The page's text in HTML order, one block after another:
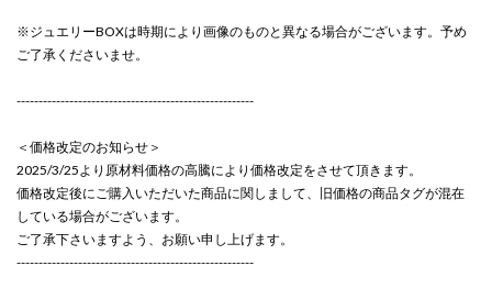
※ジュエリーBOXは時期により画像のものと異なる場合がございます。予め
ご了承くださいませ。
------------------------------------------------------
＜価格改定のお知らせ＞
2025/3/25より原材料価格の高騰により価格改定をさせて頂きます。
価格改定後にご購入いただいた商品に関しまして、旧価格の商品タグが混在
している場合がございます。
ご了承下さいますよう、お願い申し上げます。
------------------------------------------------------